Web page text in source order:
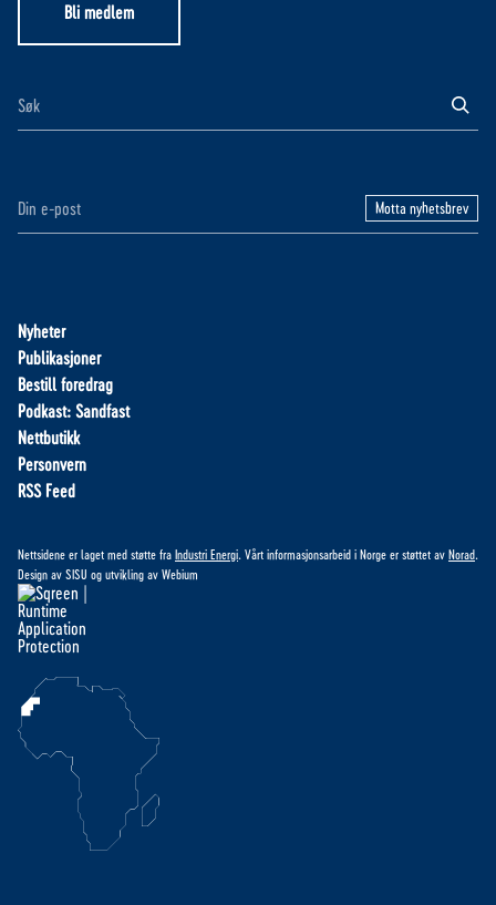
Bli medlem
Motta nyhetsbrev
Nyheter
Publikasjoner
Bestill foredrag
Podkast: Sandfast
Nettbutikk
Personvern
RSS Feed
Nettsidene er laget med støtte fra Industri Energi. Vårt informasjonsarbeid i Norge er støttet av Norad.
Design av SISU og utvikling av Webium